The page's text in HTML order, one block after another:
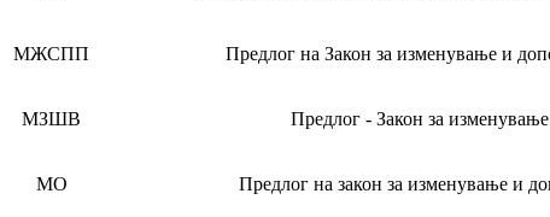
МЖСПП Предлог на Закон за изменување и
МЗШВ Предлог - Закон за
МO Предлог на закон за изменување и